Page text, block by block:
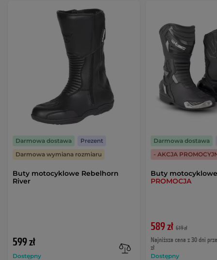
Buty motocyklowe Rebelhorn
River
599 zł
Dostępny
Darmowa dostawa
Prezent
Darmowa wymiana rozmiaru
Buty
PROMOCJA
589 zł 619 zł
Najniższa cena z 30 dni
zł
Dostępny
Darmowa dostawa
- AKCJA